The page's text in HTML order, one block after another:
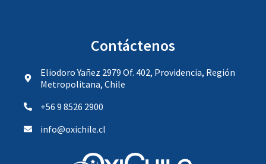
Contáctenos
Eliodoro Yañez 2979 Of. 402, Providencia, Región
Metropolitana, Chile
+56 9 8526 2900
info@oxichile.cl